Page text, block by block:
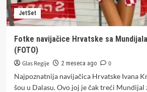
sa
ogromnim
dekolteom,
kacigu,
obline
(FOTO)
JetSet
Fotke navijačice Hrvatske sa
(FOTO)
Glas Regije 2 meseca ago
0
Najpoznatnija navijačica Hrvatske Ivana
šou u Dalasu. Ovo joj je čak treći Mundijal